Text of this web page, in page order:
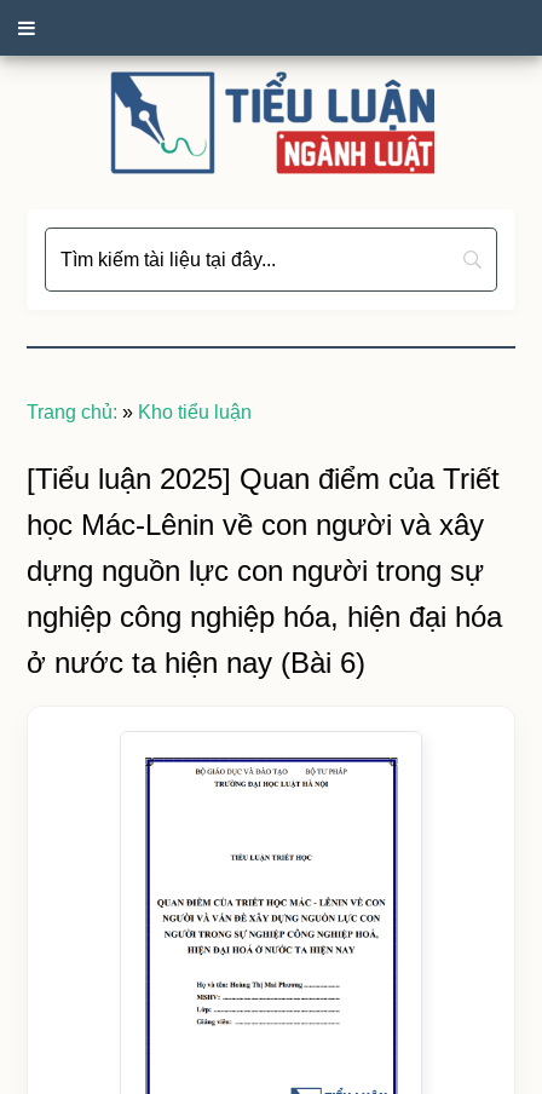
Trang chủ: » Kho tiểu luận
[Tiểu luận 2025] Quan điểm của Triết
học Mác-Lênin về con người và xây
dựng nguồn lực con người trong sự
nghiệp công nghiệp hóa, hiện đại hóa
ở nước ta hiện nay (Bài 6)